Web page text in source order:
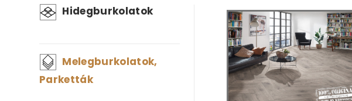
Hidegburkolatok
Melegburkolatok,
Parketták